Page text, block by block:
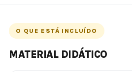
O QUE ESTÁ INCLUÍDO
MATERIAL DIDÁTICO